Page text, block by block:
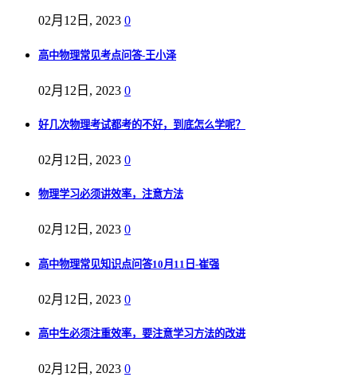
02月12日, 2023 0
高中物理常见考点问答-王小泽
02月12日, 2023 0
好几次物理考试都考的不好，到底怎么学呢？
02月12日, 2023 0
物理学习必须讲效率，注意方法
02月12日, 2023 0
高中物理常见知识点问答10月11日-崔强
02月12日, 2023 0
高中生必须注重效率，要注意学习方法的改进
02月12日, 2023 0